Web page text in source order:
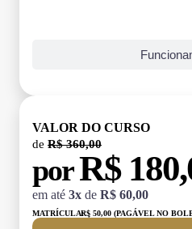
VALOR DO CURSO
de R$ 360,00
porR$
em até 3x de R$ 60,00
MATRÍCULA:R$ 50,00 (PAGÁVEL NO